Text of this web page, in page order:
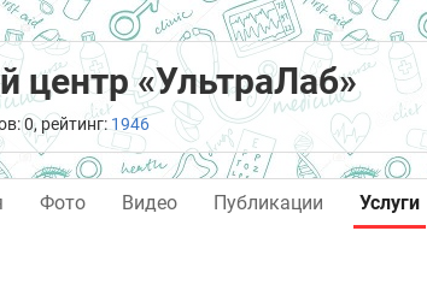
центр «УльтраЛаб»
0, рейтинг: 1946
Фото Видео Публикации Услуги